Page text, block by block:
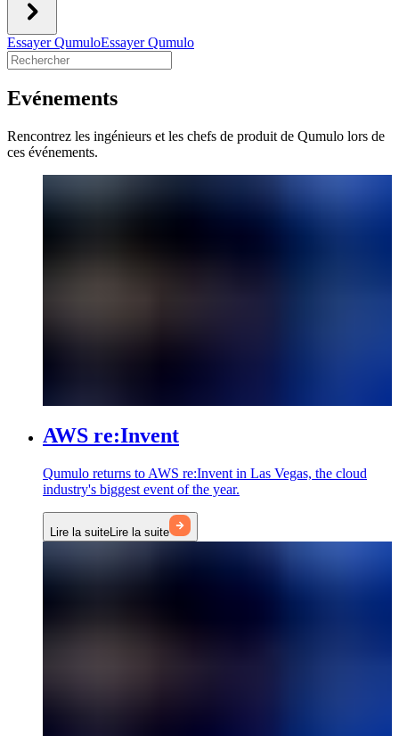
Essayer QumuloEssayer Qumulo
Evénements
Rencontrez les ingénieurs et les chefs de produit de Qumulo lors de
ces événements.
AWS re:Invent
Qumulo returns to AWS re:Invent in Las Vegas, the cloud
industry's biggest event of the year.
Lire la suiteLire la suite